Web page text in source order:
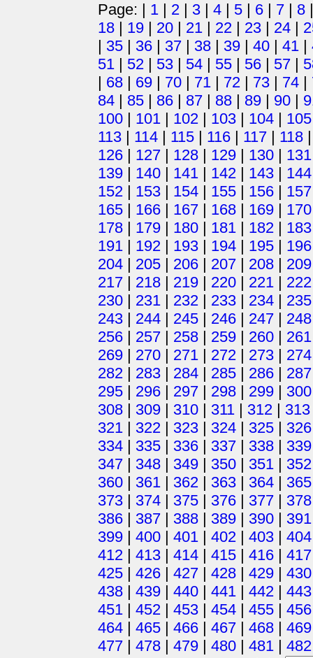
Page: | 1 | 2 | 3 | 4 | 5 | 6 | 7 | 8
18 | 19 | 20 | 21 | 22 | 23 | 24 |
| 35 | 36 | 37 | 38 | 39 | 40 | 41 |
51 | 52 | 53 | 54 | 55 | 56 | 57 |
| 68 | 69 | 70 | 71 | 72 | 73 | 74 |
84 | 85 | 86 | 87 | 88 | 89 | 90 |
100 | 101 | 102 | 103 | 104 | 105
113 | 114 | 115 | 116 | 117 | 118
126 | 127 | 128 | 129 | 130 | 131
139 | 140 | 141 | 142 | 143 | 144
152 | 153 | 154 | 155 | 156 | 157
165 | 166 | 167 | 168 | 169 | 170
178 | 179 | 180 | 181 | 182 | 183
191 | 192 | 193 | 194 | 195 | 196
204 | 205 | 206 | 207 | 208 | 209
217 | 218 | 219 | 220 | 221 | 222
230 | 231 | 232 | 233 | 234 | 235
243 | 244 | 245 | 246 | 247 | 248
256 | 257 | 258 | 259 | 260 | 261
269 | 270 | 271 | 272 | 273 | 274
282 | 283 | 284 | 285 | 286 | 287
295 | 296 | 297 | 298 | 299 | 300
308 | 309 | 310 | 311 | 312 | 313
321 | 322 | 323 | 324 | 325 | 326
334 | 335 | 336 | 337 | 338 | 339
347 | 348 | 349 | 350 | 351 | 352
360 | 361 | 362 | 363 | 364 | 365
373 | 374 | 375 | 376 | 377 | 378
386 | 387 | 388 | 389 | 390 | 391
399 | 400 | 401 | 402 | 403 | 404
412 | 413 | 414 | 415 | 416 | 417
425 | 426 | 427 | 428 | 429 | 430
438 | 439 | 440 | 441 | 442 | 443
451 | 452 | 453 | 454 | 455 | 456
464 | 465 | 466 | 467 | 468 | 469
477 | 478 | 479 | 480 | 481 | 482